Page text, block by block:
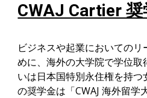
CWAJ Cartier
ビジネスや起業においての
めに、海外の大学院で学位取
いは日本国特別永住権を持つ
の奨学金は「CWAJ 海外留学